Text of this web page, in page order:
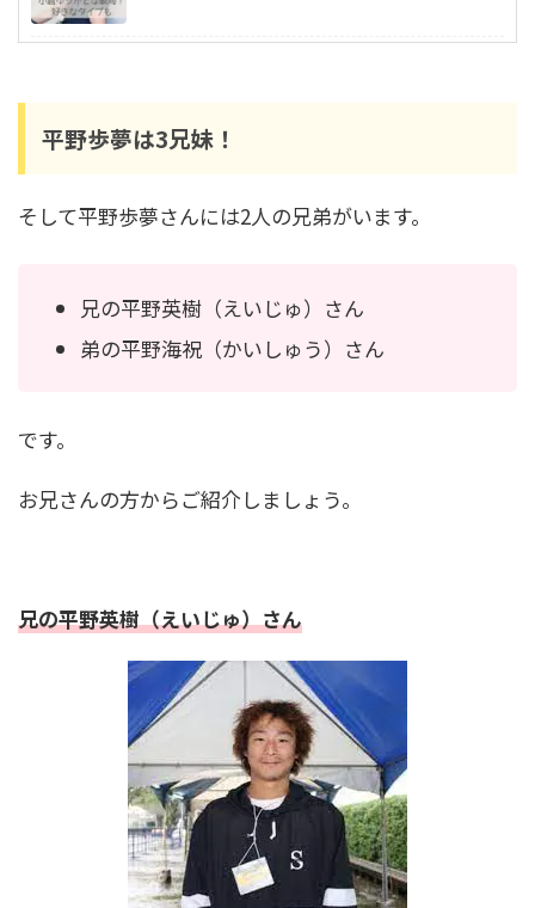
佐々木朗希の母はバーキン愛用？派手めだけど
小林陵侑は結婚してる？彼女は？高梨沙羅への
ハグがイケメンすぎ！
ん璃奈との熱愛は本当？
いつから？若い頃の画像も！
新庄剛志の年俸推移や年収を徹底調査！阪神・
メジャー時代から監督就任まで
新庄剛志のグローブの話！父親とのエピソード
がいい話過ぎて泣ける！
平野歩夢は3兄妹！
そして平野歩夢さんには2人の兄弟がいます。
兄の平野英樹（えいじゅ）さん
弟の平野海祝（かいしゅう）さん
です。
お兄さんの方からご紹介しましょう。
兄の平野英樹（えいじゅ）さん